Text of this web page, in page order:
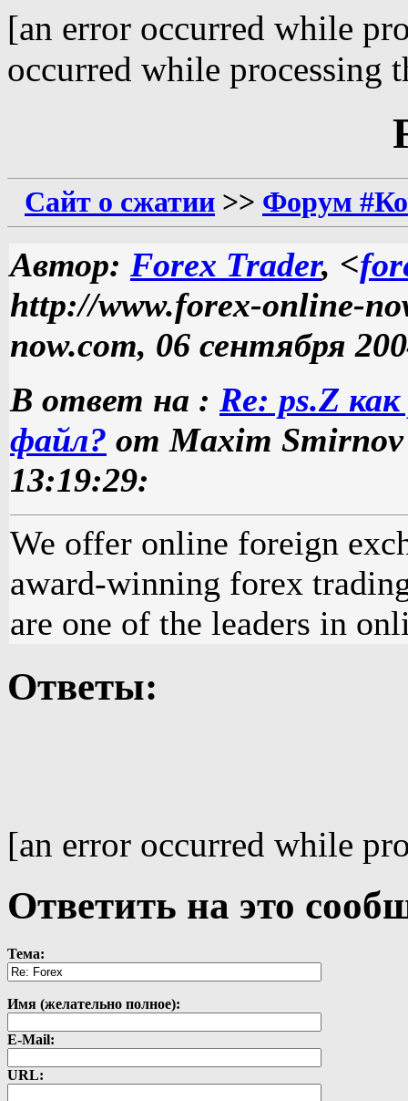
[an error occurred while
occurred while processing
Сайт о сжатии >> Форум
Автор: Forex Trader, <
http://www.forex-online-
now.com, 06 сентября
В ответ на : Re: ps.Z
файл? от Maxim Smirnov
13:19:29:
We offer online foreign
award-winning forex
are one of the leaders in
Ответы:
[an error occurred while
Ответить на это
Тема:
Имя (желательно полное):
E-Mail:
URL: